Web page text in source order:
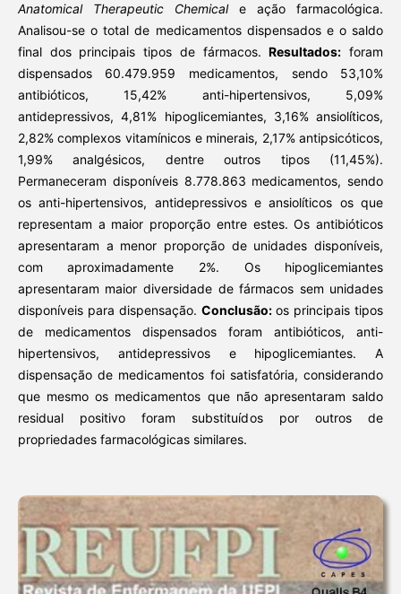
Anatomical Therapeutic Chemicale ação farmacológica.
Analisou-se o total de medicamentos dispensados e o saldo
final dos principais tipos de fármacos.Resultados: foram
dispensados 60.479.959 medicamentos, sendo 53,10%
antibióticos, 15,42% anti-hipertensivos, 5,09%
antidepressivos, 4,81% hipoglicemiantes, 3,16% ansiolíticos,
2,82% complexos vitamínicos e minerais, 2,17% antipsicóticos,
1,99% analgésicos, dentre outros tipos (11,45%).
Permaneceram disponíveis 8.778.863 medicamentos, sendo
os anti-hipertensivos, antidepressivos e ansiolíticos os que
representam a maior proporção entre estes. Os antibióticos
apresentaram a menor proporção de unidades disponíveis,
com aproximadamente 2%. Os hipoglicemiantes
apresentaram maior diversidade de fármacos sem unidades
disponíveis para dispensação. Conclusão:os principais tipos
de medicamentos dispensados foram antibióticos, anti-
hipertensivos, antidepressivos e hipoglicemiantes. A
dispensação de medicamentos foi satisfatória, considerando
que mesmo os medicamentos que não apresentaram saldo
residual positivo foram substituídos por outros de
propriedades farmacológicas similares.